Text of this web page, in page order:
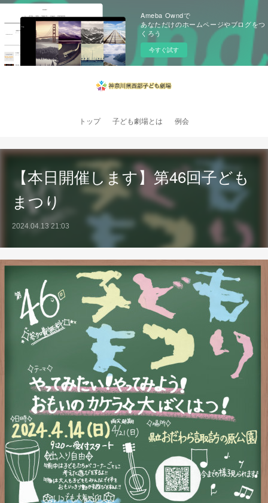
Ameba Owndで
あなただけのホームページやブログをつ
くろう
今すぐ試す
トップ 子ども劇場とは 例会
【本日開催します】第46回子ども
まつり
2024.04.13 21:03